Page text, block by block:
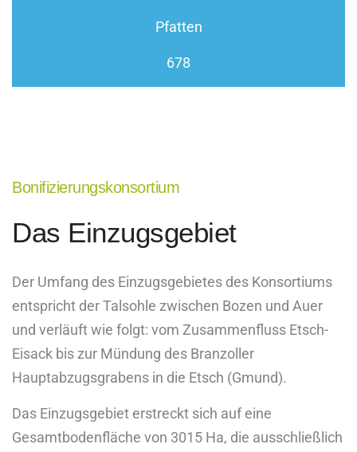
Pfatten
678
Bonifizierungskonsortium
Das Einzugsgebiet
Der Umfang des Einzugsgebietes des Konsortiums
entspricht der Talsohle zwischen Bozen und Auer
und verläuft wie folgt: vom Zusammenfluss Etsch-
Eisack bis zur Mündung des Branzoller
Hauptabzugsgrabens in die Etsch (Gmund).
Das Einzugsgebiet erstreckt sich auf eine
Gesamtbodenfläche von 3015 Ha, die ausschließlich